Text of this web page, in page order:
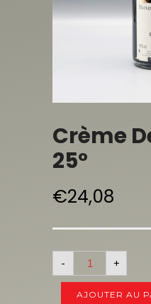
Crème
25°
€24,08
- +
AJOUTER AU